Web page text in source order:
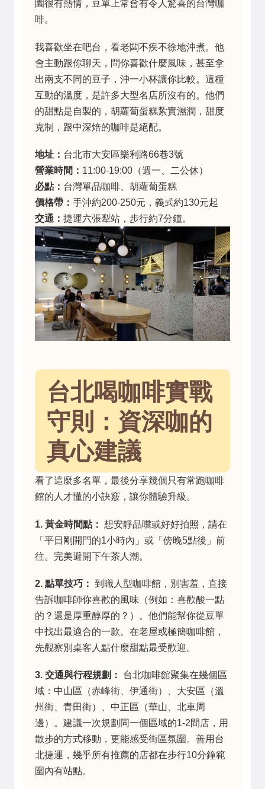
園很有熱情，豆單上常會有令人驚喜的台灣咖
啡。
我喜歡坐在吧台，看老闆不疾不徐地沖煮。他
會主動跟你聊天，問你喜歡什麼風味，甚至拿
出兩支不同的豆子，沖一小杯讓你比較。這種
互動的溫度，是許多大型名店所沒有的。他們
的甜點是自製的，胡蘿蔔蛋糕紮實濕潤，甜度
克制，跟中深焙的咖啡是絕配。
地址： 台北市大安區樂利路66巷3號
營業時間： 11:00-19:00（週一、二公休）
必點： 台灣單品咖啡、胡蘿蔔蛋糕
價格帶： 手沖約200-250元，義式約130元起
交通： 捷運六張犁站，步行約7分鐘。
台北喝咖啡實戰
守則：資深咖的
真心建議
看了這麼多名單，最後分享幾個只有常跑咖啡
館的人才懂的小訣竅，讓你體驗升級。
1. 黃金時間點： 想安靜品嚐或好好拍照，請在
「平日剛開門的1小時內」或「傍晚5點後」前
往。完美避開下午茶人潮。
2. 點單技巧： 到職人型咖啡館，別害羞，直接
告訴咖啡師你喜歡的風味（例如：喜歡酸一點
的？還是厚重醇厚的？）。他們能幫你從豆單
中找出最適合的一款。在老屋或極簡咖啡館，
先觀察別桌客人點什麼甜點最受歡迎。
3. 交通與行程規劃：
台北咖啡館聚集在幾個區
域：中山區（赤峰街、伊通街）、大安區（溫
州街、青田街）、中正區（華山、北車周
邊）。建議一次規劃同一個區域的1-2間店，用
散步的方式移動，更能感受街區氛圍。善用台
北捷運，幾乎所有推薦的店都在步行10分鐘範
圍內有站點。